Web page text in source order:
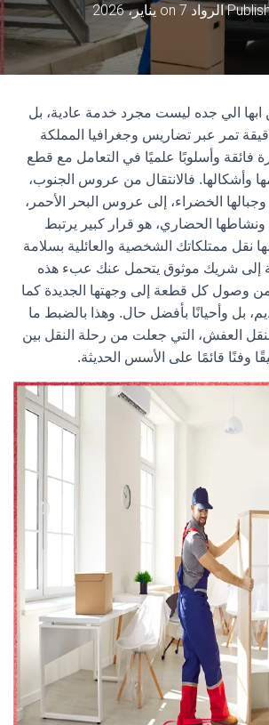
الرواد 7 يناير، 2026
الي جده ليست مجرد خدمة عادية، بل
تمر عبر تضاريس وجغرافيا المملكة
فائقة وأسلوبًا علميًا في التعامل مع قطع
وأشكالها. فالانتقال من عروس الجنوب،
وجبالها الخضراء، إلى عروس البحر الأحمر،
الحضاري، هو قرار كبير يرتبط
نقل ممتلكاتك الشخصية والعائلية بسلامة
إلى شريك موثوق يتحمل عنك عبء هذه
وصول كل قطعة إلى وجهتها الجديدة كما
بل وأحيانًا بأفضل حال. وهذا بالضبط ما
العفش، التي جعلت من رحلة النقل بين
وفنًا قائمًا على الأسس الحديثة.